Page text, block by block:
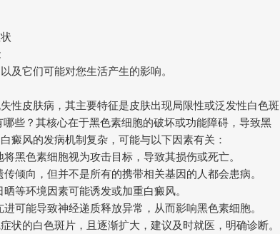
及它们可能对您生活产生的影响。
性皮肤病，其主要特征是皮肤出现局限性或泛发性白色斑
些？其核心在于黑色素细胞的破坏或功能障碍，导致黑
癜风的发病机制复杂，可能与以下因素有关：
黑色素细胞视为攻击目标，导致其损伤或死亡。
倾向，但并不是所有的携带相关基因的人都会患病。
等环境因素可能诱发或加重白癜风。
可能导致神经递质释放异常，从而影响黑色素细胞。
状的白色斑片，且逐渐扩大，建议及时就医，明确诊断。